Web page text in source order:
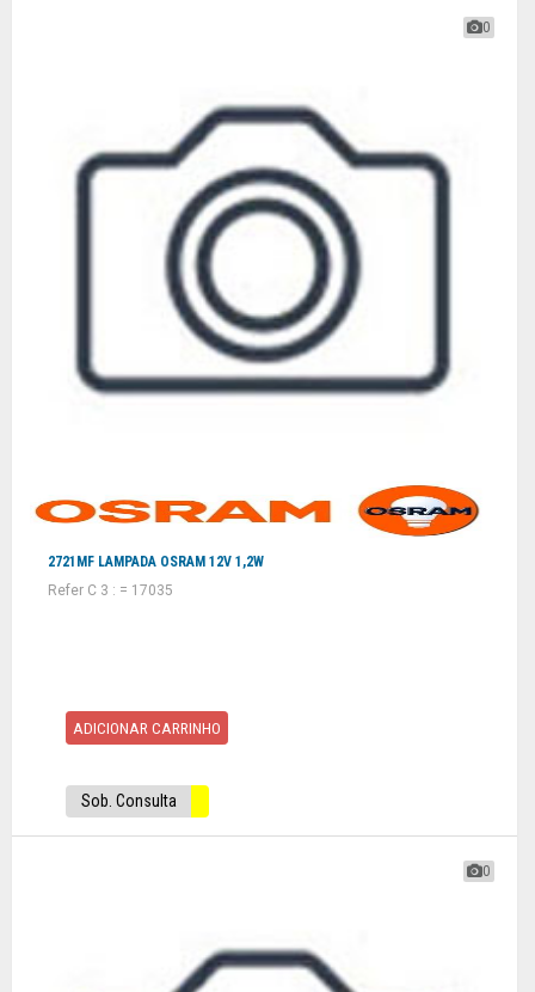
0
2721MF LAMPADA OSRAM 12V 1,2W
Refer C 3 : = 17035
ADICIONAR CARRINHO
Sob. Consulta
0